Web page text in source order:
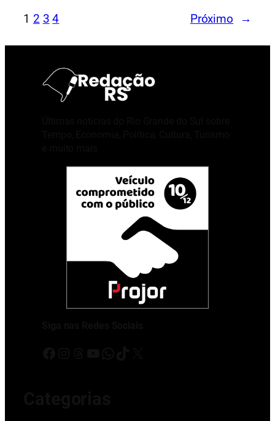
1 2 3 4 Próximo →